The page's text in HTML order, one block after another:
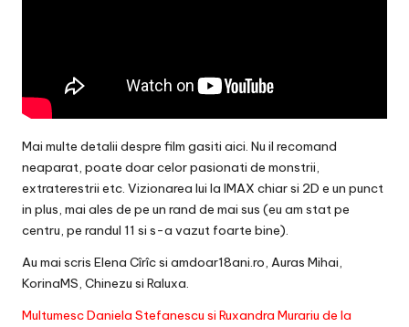
Mai multe detalii despre film gasiti aici. Nu il recomand
neaparat, poate doar celor pasionati de monstrii,
extraterestrii etc. Vizionarea lui la IMAX chiar si 2D e un punct
in plus, mai ales de pe un rand de mai sus (eu am stat pe
centru, pe randul 11 si s-a vazut foarte bine).
Au mai scris Elena Cîrîcsi amdoar18ani.ro, Auras Mihai,
KorinaMS, Chinezu si Raluxa.
Multumesc Daniela Stefanescu si Ruxandra Murariu de la